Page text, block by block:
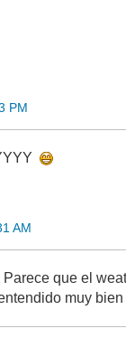
PM
AM
Parece que el
muy